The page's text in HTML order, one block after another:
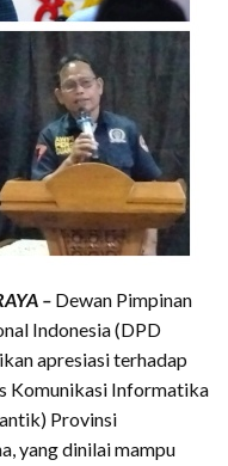
– Dewan Pimpinan
Indonesia (DPD
apresiasi terhadap
Komunikasi Informatika
Provinsi
yang dinilai mampu